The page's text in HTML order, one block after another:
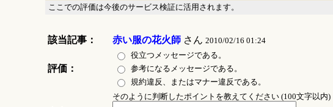
ここでの評価は今後のサービス検証に活用されます。
該当記事： 赤い服の花火師さん 2010/02/16 01:24
評価：
役立つメッセージである。
参考になるメッセージである。
規約違反、またはマナー違反である。
そのように判断したポイントを教えてください (100文字以内)